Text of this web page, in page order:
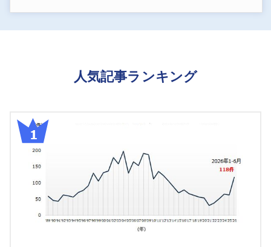
人気記事ランキング